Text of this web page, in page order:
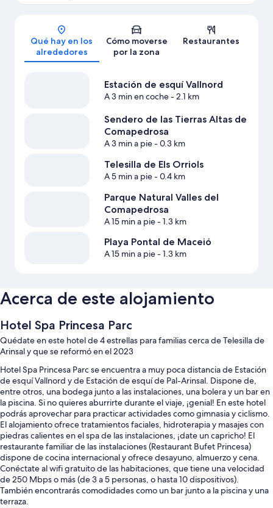
Mapa
Qué hay en los
alrededores
Cómo moverse
por la zona
Restaurantes
Estación de esquí Vallnord
A 3 min en coche- 2.1 km
Sendero de las Tierras Altas de
Comapedrosa
A 3 min a pie- 0.3 km
Telesilla de Els Orriols
A 5 min a pie- 0.4 km
Parque Natural Valles del
Comapedrosa
A 15 min a pie- 1.3 km
Playa Pontal de Maceió
A 15 min a pie- 1.3 km
Acerca de este alojamiento
Hotel Spa Princesa Parc
Quédate en este hotel de 4 estrellas para familias cerca de Telesilla de
Arinsal y que se reformó en el 2023
Hotel Spa Princesa Parc se encuentra a muy poca distancia de Estación
de esquí Vallnord y de Estación de esquí de Pal-Arinsal. Dispone de,
entre otros, una bodega junto a las instalaciones, una bolera y un bar en
la piscina. Si no quieres aburrirte durante el viaje, ¡genial! En este hotel
podrás aprovechar para practicar actividades como gimnasia y ciclismo.
El alojamiento ofrece tratamientos faciales, hidroterapia y masajes con
piedras calientes en el spa de las instalaciones, ¡date un capricho! El
restaurante familiar de las instalaciones (Restaurant Bufet Princesa)
dispone de cocina internacional y ofrece desayuno, almuerzo y cena.
Conéctate al wifi gratuito de las habitaciones, que tiene una velocidad
de 250 Mbps o más (de 3 a 5 personas, o hasta 10 dispositivos).
También encontrarás comodidades como un bar junto a la piscina y una
terraza.